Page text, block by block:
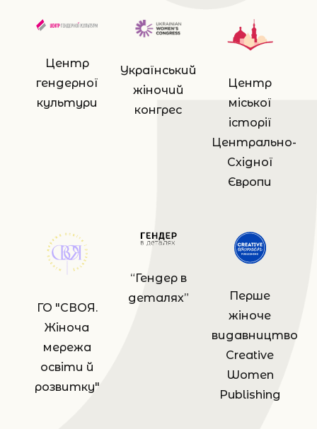
Центр
гендерної
культури
Український
жіночий
конгрес
Центр
міської
історії
Центрально-
Східної
Європи
ГО "СВОЯ.
Жіноча
мережа
освіти й
розвитку"
“Гендер в
деталях”
Перше
жіноче
видавництво
Сreative
Women
Publishing